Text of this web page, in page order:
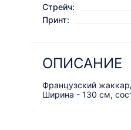
Стрейч:
Принт:
ОПИСАНИЕ
Французский
Ширина - 130 см,